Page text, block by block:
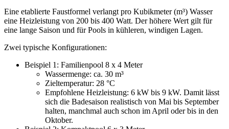
Eine etablierte Faustformel verlangt pro Kubikmeter (m³) Wasser
eine Heizleistung von 200 bis 400 Watt. Der höhere Wert gilt für
eine lange Saison und für Pools in kühleren, windigen Lagen.
Zwei typische Konfigurationen:
Beispiel 1: Familienpool 8 x 4 Meter
Wassermenge: ca. 30 m³
Zieltemperatur: 28 °C
Empfohlene Heizleistung: 6 kW bis 9 kW. Damit lässt
sich die Badesaison realistisch von Mai bis September
halten, manchmal auch schon im April oder bis in den
Oktober.